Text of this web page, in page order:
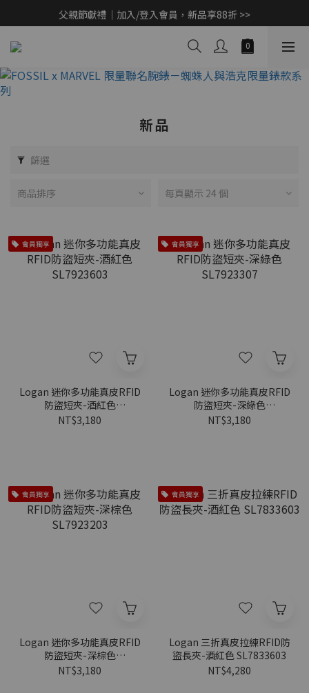
父親節獻禮｜加入/登入會員，新品享88折 >>
父親節獻禮｜加入/登入會員，新品享88折 >>
Marvel 蜘蛛人 v.s. 浩克限量聯名款限量開賣 >>
新品
篩選
商品排序 每頁顯示 24 個
會員獨享
Logan 迷你多功能真皮RFID
防盜短夾-酒紅色
SL7923603
NT$3,180
會員獨享
Logan 迷你多功能真皮RFID
防盜短夾-深綠色
SL7923307
NT$3,180
會員獨享
Logan 迷你多功能真皮RFID
防盜短夾-深棕色
SL7923203
NT$3,180
會員獨享
Logan 三折真皮拉練RFID防
盜長夾-酒紅色 SL7833603
NT$4,280